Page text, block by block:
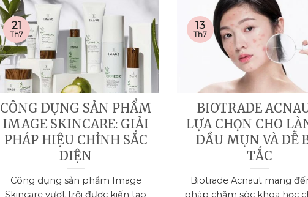
CÔNG DỤNG SẢN PHẨM
IMAGE SKINCARE: GIẢI
PHÁP HIỆU CHỈNH SẮC
DIỆN
Công dụng sản phẩm Image
Skincare vượt trội được kiến tạo
21
Th7
BIOTRADE
LỰA CHỌN CHO
DẦU MỤN VÀ DỄ
TẮC
Biotrade Acnaut mang
pháp chăm sóc khoa học
13
Th7